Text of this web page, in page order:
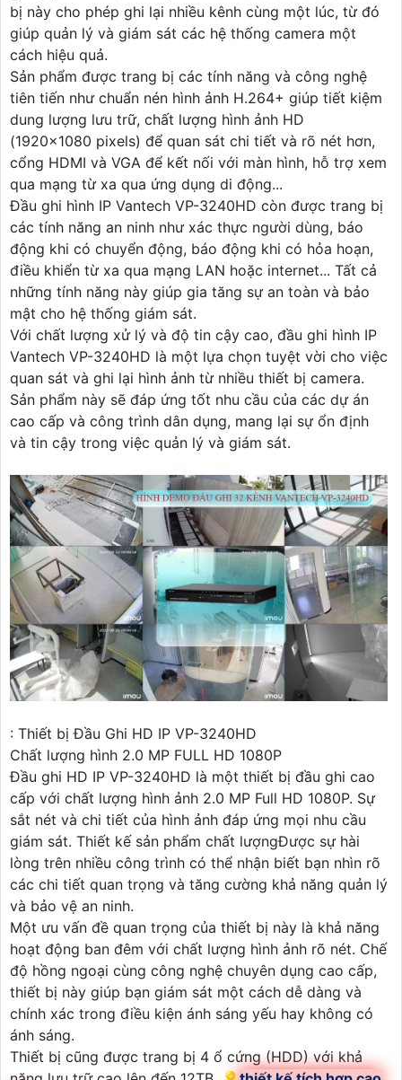
bị này cho phép ghi lại nhiều kênh cùng một lúc, từ đó
giúp quản lý và giám sát các hệ thống camera một
cách hiệu quả.
Sản phẩm được trang bị các tính năng và công nghệ
tiên tiến như chuẩn nén hình ảnh H.264+ giúp tiết kiệm
dung lượng lưu trữ, chất lượng hình ảnh HD
(1920x1080 pixels) để quan sát chi tiết và rõ nét hơn,
cổng HDMI và VGA để kết nối với màn hình, hỗ trợ xem
qua mạng từ xa qua ứng dụng di động...
Đầu ghi hình IP Vantech VP-3240HD còn được trang bị
các tính năng an ninh như xác thực người dùng, báo
động khi có chuyển động, báo động khi có hỏa hoạn,
điều khiển từ xa qua mạng LAN hoặc internet... Tất cả
những tính năng này giúp gia tăng sự an toàn và bảo
mật cho hệ thống giám sát.
Với chất lượng xử lý và độ tin cậy cao, đầu ghi hình IP
Vantech VP-3240HD là một lựa chọn tuyệt vời cho việc
quan sát và ghi lại hình ảnh từ nhiều thiết bị camera.
Sản phẩm này sẽ đáp ứng tốt nhu cầu của các dự án
cao cấp và công trình dân dụng, mang lại sự ổn định
và tin cậy trong việc quản lý và giám sát.
: Thiết bị Đầu Ghi HD IP VP-3240HD
Chất lượng hình 2.0 MP FULL HD 1080P
Đầu ghi HD IP VP-3240HD là một thiết bị đầu ghi cao
cấp với chất lượng hình ảnh 2.0 MP Full HD 1080P. Sự
sắt nét và chi tiết của hình ảnh đáp ứng mọi nhu cầu
giám sát. Thiết kế sản phẩm chất lượngĐược sự hài
lòng trên nhiều công trình có thể nhận biết bạn nhìn rõ
các chi tiết quan trọng và tăng cường khả năng quản lý
và bảo vệ an ninh.
Một ưu vấn đề quan trọng của thiết bị này là khả năng
hoạt động ban đêm với chất lượng hình ảnh rõ nét. Chế
độ hồng ngoại cùng công nghệ chuyên dụng cao cấp,
thiết bị này giúp bạn giám sát một cách dễ dàng và
chính xác trong điều kiện ánh sáng yếu hay không có
ánh sáng.
Thiết bị cũng được trang bị 4 ổ cứng (HDD) với khả